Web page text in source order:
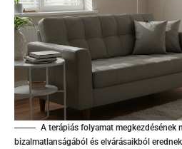
A terápiás folyamat megkezdésének
bizalmatlanságából és elvárásaikból